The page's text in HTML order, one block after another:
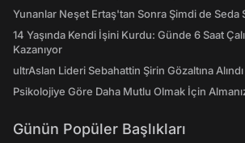
Yunanlar Neşet Ertaş'tan Sonra Şimdi de Seda
14 Yaşında Kendi İşini Kurdu: Günde 6 Saat
Kazanıyor
ultrAslan Lideri Sebahattin Şirin Gözaltına Alındı
Psikolojiye Göre Daha Mutlu Olmak İçin
Günün Popüler Başlıkları